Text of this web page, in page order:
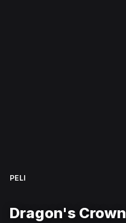
PELI
Dragon's Crown